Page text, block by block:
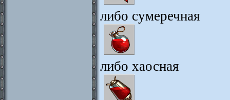
либо сумеречная
либо хаосная